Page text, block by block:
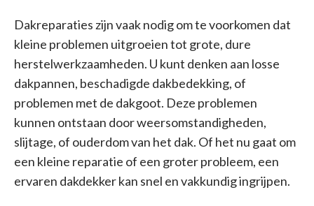
Dakreparaties zijn vaak nodig om te voorkomen dat
kleine problemen uitgroeien tot grote, dure
herstelwerkzaamheden. U kunt denken aan losse
dakpannen, beschadigde dakbedekking, of
problemen met de dakgoot. Deze problemen
kunnen ontstaan door weersomstandigheden,
slijtage, of ouderdom van het dak. Of het nu gaat om
een kleine reparatie of een groter probleem, een
ervaren dakdekker kan snel en vakkundig ingrijpen.